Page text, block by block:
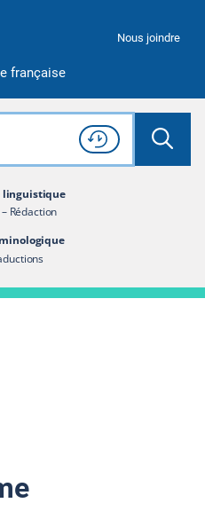
française
Nous joindre
Rechercher dans tout le site
Lancer
Consulter l'
Historique
de recherche
linguistique
Rédaction